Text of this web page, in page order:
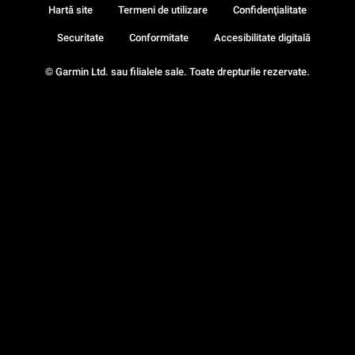
© Garmin Ltd. sau filialele sale. Toate drepturile rezervate.
Hartă site Termeni de utilizare Confidenţialitate
Securitate Conformitate Accesibilitate digitală